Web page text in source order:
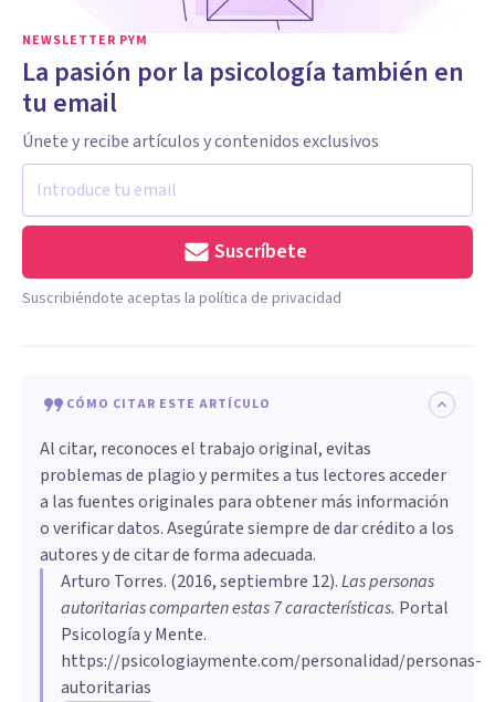
NEWSLETTER PYM
La pasión por la psicología también en
tu email
Únete y recibe artículos y contenidos exclusivos
Suscríbete
Suscribiéndote aceptas la política de privacidad
CÓMO CITAR ESTE ARTÍCULO
Al citar, reconoces el trabajo original, evitas
problemas de plagio y permites a tus lectores acceder
a las fuentes originales para obtener más información
o verificar datos. Asegúrate siempre de dar crédito a los
autores y de citar de forma adecuada.
Arturo Torres. (2016, septiembre 12).Las personas
autoritarias comparten estas 7 características. Portal
Psicología y Mente.
https://psicologiaymente.com/personalidad/personas-
autoritarias